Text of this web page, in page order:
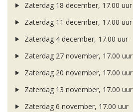
Zaterdag 18 december, 17.00 uur
Zaterdag 11 december, 17.00 uur
Zaterdag 4 december, 17.00 uur
Zaterdag 27 november, 17.00 uur
Zaterdag 20 november, 17.00 uur
Zaterdag 13 november, 17.00 uur
Zaterdag 6 november, 17.00 uur